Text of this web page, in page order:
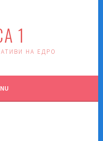
1
НА ЕДРО